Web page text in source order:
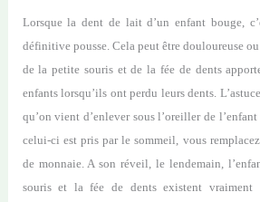
Lorsque la dent de lait d’un enfant bouge,
définitive pousse. Cela peut être douloureuse
de la petite souris et de la fée de dents
enfants lorsqu’ils ont perdu leurs dents.
qu’on vient d’enlever sous l’oreiller de
celui-ci est pris par le sommeil, vous
de monnaie. A son réveil, le lendemain,
souris et la fée de dents existent vraiment